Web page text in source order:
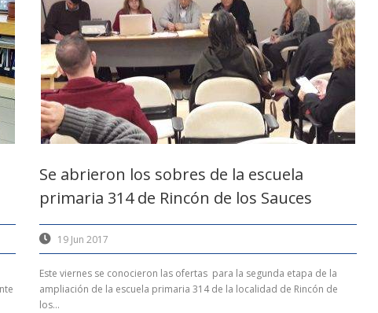
Se abrieron los sobres de la escuela
primaria 314 de Rincón de los Sauces
19 Jun 2017
Este viernes se conocieron las ofertas para la segunda etapa de la
ampliación de la escuela primaria 314 de la localidad de Rincón de
los...